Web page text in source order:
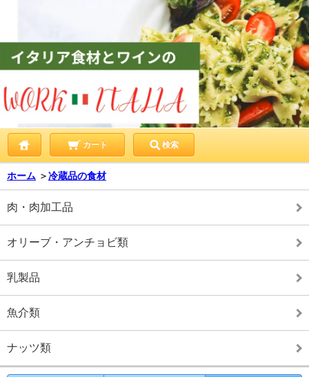
カート 検索
ホーム ＞冷蔵品の食材
肉・肉加工品
オリーブ・アンチョビ類
乳製品
魚介類
ナッツ類